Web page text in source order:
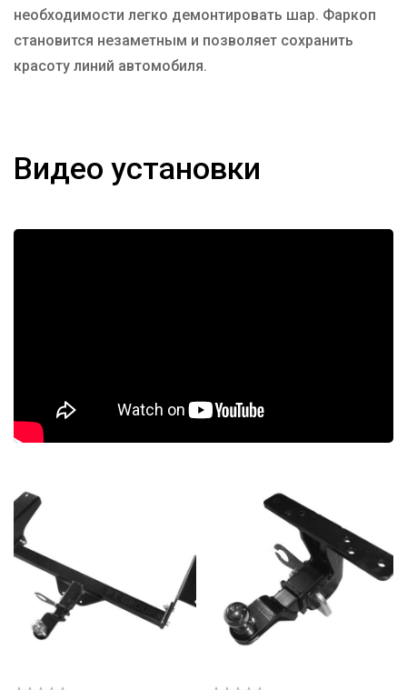
необходимости легко демонтировать шар. Фаркоп
становится незаметным и позволяет сохранить
красоту линий автомобиля.
Видео установки